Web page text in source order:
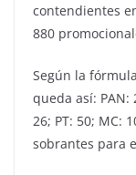
contendientes
880
Según la
queda así: PAN:
26; PT: 50; MC:
sobrantes para